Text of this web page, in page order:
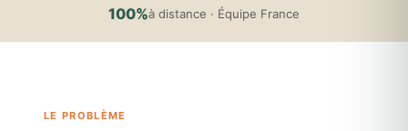
100%à distance · Équipe France
LE PROBLÈME